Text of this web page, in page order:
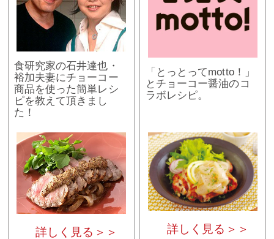
食研究家の石井達也・
裕加夫妻にチョーコー
商品を使った簡単レシ
ピを教えて頂きまし
た！
詳しく見る＞＞
「とっとってmotto！」
とチョーコー醤油のコ
ラボレシピ。
詳しく見る＞＞